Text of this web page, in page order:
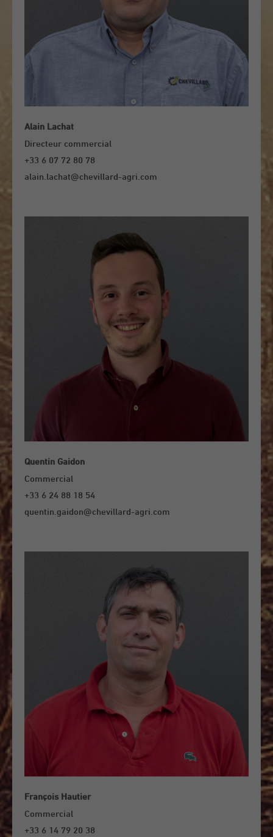
Alain Lachat
Directeur commercial
+33 6 07 72 80 78
alain.lachat@chevillard-agri.com
Quentin Gaidon
Commercial
+33 6 24 88 18 54
quentin.gaidon@chevillard-agri.com
François Hautier
Commercial
+33 6 14 79 20 38